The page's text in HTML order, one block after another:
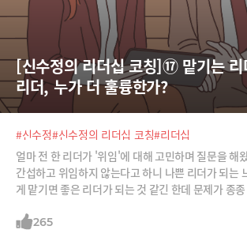
[신수정의 리더십 코칭]⑰ 맡기는 리
리더, 누가 더 훌륭한가?
#신수정#신수정의 리더십 코칭#리더십
얼마 전 한 리더가 '위임'에 대해 고민하며 질문을 해
간섭하고 위임하지 않는다고 하니 나쁜 리더가 되는
게 맡기면 좋은 리더가 되는 것 같긴 한데 문제가 종
야 하나요?“이에 대해서는 인텔의 CEO였던 앤드루
265